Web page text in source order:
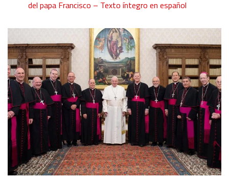
del papa Francisco – Texto íntegro en español